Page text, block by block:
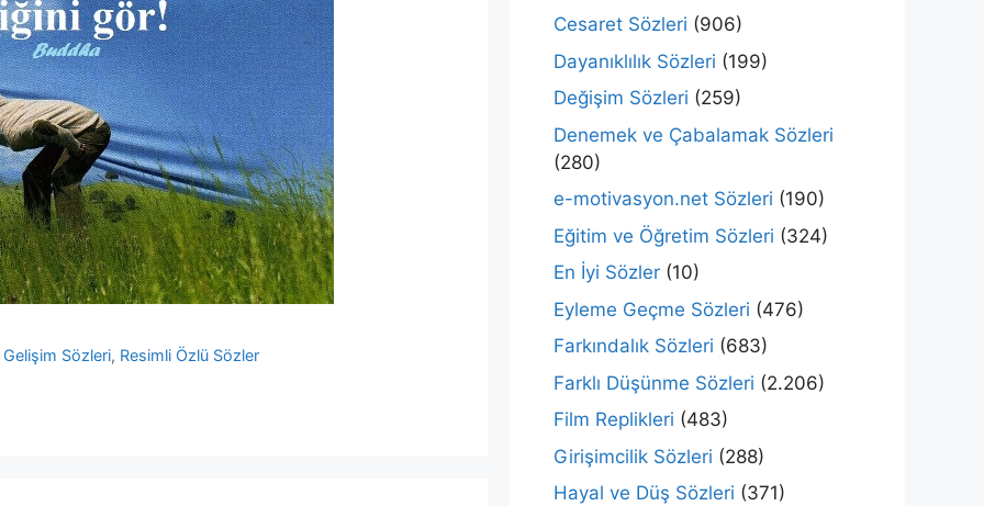
Gelişim Sözleri, Resimli Özlü Sözler
Cesaret Sözleri (906)
Dayanıklılık Sözleri (199)
Değişim Sözleri (259)
Denemek ve Çabalamak Sözleri
(280)
e-motivasyon.net Sözleri (190)
Eğitim ve Öğretim Sözleri (324)
En İyi Sözler (10)
Eyleme Geçme Sözleri (476)
Farkındalık Sözleri (683)
Farklı Düşünme Sözleri (2.206)
Film Replikleri (483)
Girişimcilik Sözleri (288)
Hayal ve Düş Sözleri (371)